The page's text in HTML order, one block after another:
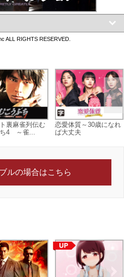
ALL RIGHTS RESERVED.
裏麻雀列伝む
ち4 ～雀...
恋愛体質～30歳になれ
ば大丈夫
ルの場合はこちら